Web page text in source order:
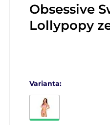
Obsessive
Lollypopy
Varianta: